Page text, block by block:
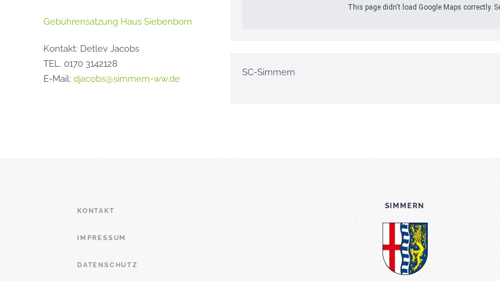
This page didn't load Google Maps correctly.
SC-Simmern
Gebührensatzung Haus Siebenborn
Kontakt: Detlev Jacobs
TEL. 0170 3142128
E-Mail: djacobs@simmern-ww.de
KONTAKT
IMPRESSUM
DATENSCHUTZ
SIMMERN